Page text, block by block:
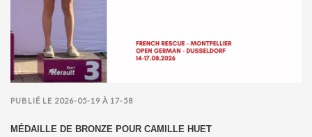
PUBLIÉ LE 2026-05-19 À 17-58
MÉDAILLE DE BRONZE POUR CAMILLE HUET